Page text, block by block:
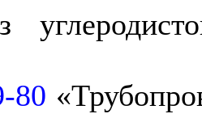
80